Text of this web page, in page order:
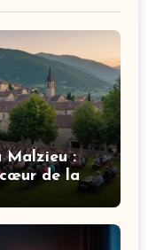
Malzieu :
de la